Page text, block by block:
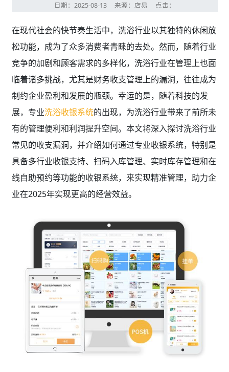
日期：2025-08-13 来源：店易 点击：
在现代社会的快节奏生活中，洗浴行业以其独特的休闲放
松功能，成为了众多消费者青睐的去处。然而，随着行业
竞争的加剧和顾客需求的多样化，洗浴行业在管理上也面
临着诸多挑战，尤其是财务收支管理上的漏洞，往往成为
制约企业盈利和发展的瓶颈。幸运的是，随着科技的发
展，专业洗浴收银系统的出现，为洗浴行业带来了前所未
有的管理便利和利润提升空间。本文将深入探讨洗浴行业
常见的收支漏洞，并介绍如何通过专业收银系统，特别是
具备多行业收银支持、扫码入库管理、实时库存管理和在
线自助预约等功能的收银系统，来实现精准管理，助力企
业在2025年实现更高的经营效益。